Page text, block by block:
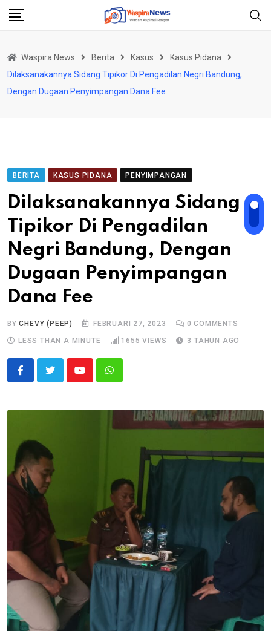
Skip
Waspira News Berita Kasus
Kasus Pidana
Dilaksanakannya Sidang Tipikor Di Pengadilan Negri Bandung,
Dengan Dugaan Penyimpangan Dana Fee
BERITA KASUS PIDANA PENYIMPANGAN
Dilaksanakannya Sidang
Tipikor Di Pengadilan
Negri Bandung, Dengan
Dugaan Penyimpangan
Dana Fee
BYCHEVY (PEEP) FEBRUARI 27, 2023 0 COMMENTS
LESS THAN A MINUTE
1655 VIEWS 3 TAHUN AGO
YoutubeWhatsapp